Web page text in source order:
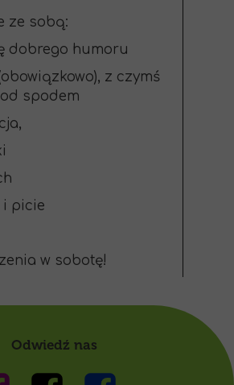
Odwiedź nas
ze sobą:
dobrego humoru
z czymś
spodem
i picie
w sobotę!